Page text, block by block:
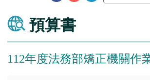
預算書
112年度法務部矯正機關作